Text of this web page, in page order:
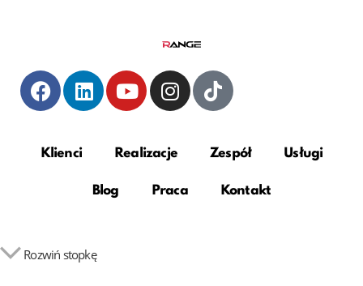
Klienci Realizacje Zespół Usługi
Blog Praca Kontakt
Rozwiń stopkę